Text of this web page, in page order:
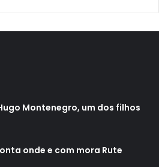
Montenegro, um dos filhos
onde e com mora Rute